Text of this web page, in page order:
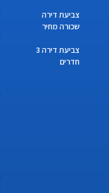
צביעת דירה
שכורה מחיר
צביעת דירה 3
חדרים